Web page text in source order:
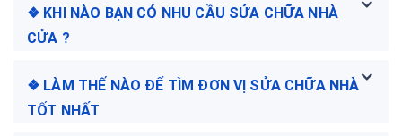
❖ KHI NÀO BẠN CÓ NHU CẦU SỬA CHỮA NHÀ
CỬA ?
❖ LÀM THẾ NÀO ĐỂ TÌM ĐƠN VỊ SỬA CHỮA NHÀ
TỐT NHẤT